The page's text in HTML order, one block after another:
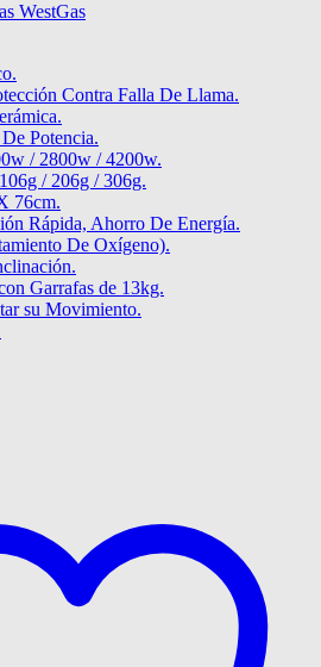
WestGas
Contra Falla De Llama.
Potencia.
/ 2800w / 4200w.
/ 206g / 306g.
76cm.
Rápida, Ahorro De Energía.
De Oxígeno).
Garrafas de 13kg.
su Movimiento.